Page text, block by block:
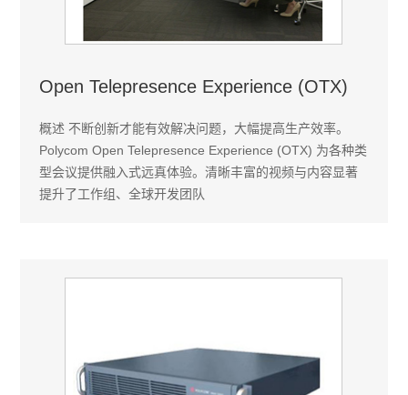
Open Telepresence Experience (OTX)
概述 不断创新才能有效解决问题，大幅提高生产效率。
Polycom Open Telepresence Experience (OTX) 为各种类
型会议提供融入式远真体验。清晰丰富的视频与内容显著
提升了工作组、全球开发团队